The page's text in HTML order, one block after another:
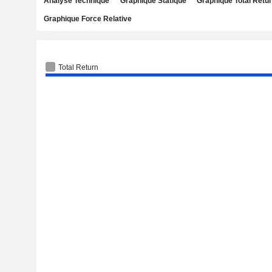
Graphique Force Relative
Total Return